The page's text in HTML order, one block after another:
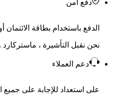
دفع امن
الدفع باستخدام بطاقة الائتمان
نحن نقبل التأشيرة ، ماستركارد
دعم العملاء
على استعداد للإجابة على جميع